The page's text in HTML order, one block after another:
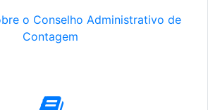
o Conselho Administrativo de
Contagem